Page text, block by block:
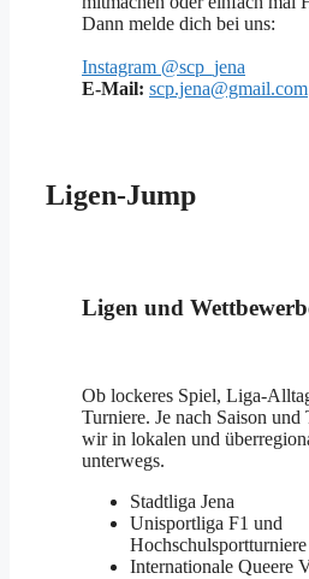
Dann melde dich bei uns:
Instagram @scp_jena
E-Mail: scp.jena@gmail.com
Ligen-Jump
Ligen und
Ob lockeres Spiel, Liga-
Turniere. Je nach Saison und
wir in lokalen und
unterwegs.
Stadtliga Jena
Unisportliga F1 und
Hochschulsportturniere
Internationale Queere